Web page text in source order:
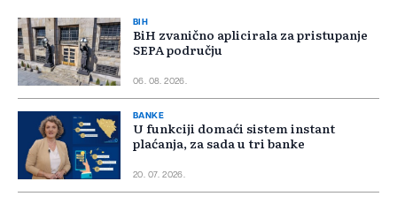
BIH
BiH zvanično aplicirala za pristupanje
SEPA području
06. 08. 2026.
BANKE
U funkciji domaći sistem instant
plaćanja, za sada u tri banke
20. 07. 2026.